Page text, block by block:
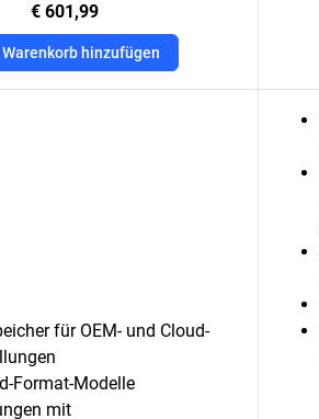
€ 601,99
Warenkorb hinzufügen
für OEM- und Cloud-
Format-Modelle
mit